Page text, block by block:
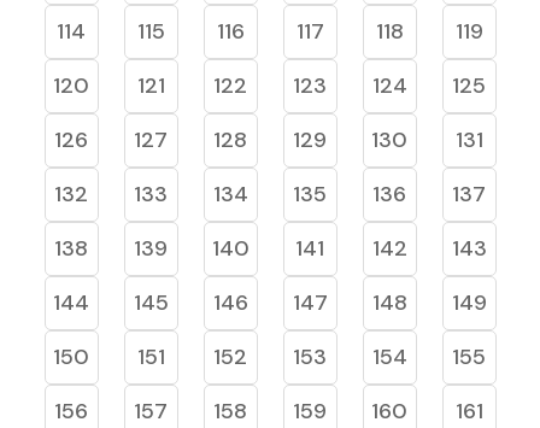
114
115 116 117 118
119
120
121 122 123 124
125
126
127 128 129 130
131
132
133 134 135 136
137
138
139 140 141 142
143
144
145 146 147 148
149
150
151 152 153 154
155
156
157 158 159 160
161